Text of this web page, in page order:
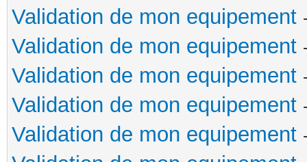
Validation de mon equipement
Validation de mon equipement
Validation de mon equipement
Validation de mon equipement
Validation de mon equipement